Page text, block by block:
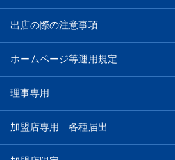
出店の際の注意事項
ホームページ等運用規定
理事専用
加盟店専用 各種届出